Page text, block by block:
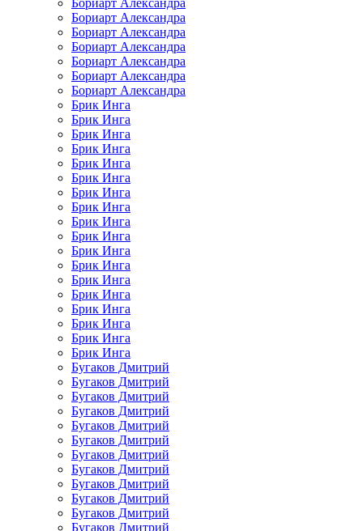
Бориарт Александра
Бориарт Александра
Бориарт Александра
Бориарт Александра
Бориарт Александра
Бориарт Александра
Бориарт Александра
Брик Инга
Брик Инга
Брик Инга
Брик Инга
Брик Инга
Брик Инга
Брик Инга
Брик Инга
Брик Инга
Брик Инга
Брик Инга
Брик Инга
Брик Инга
Брик Инга
Брик Инга
Брик Инга
Брик Инга
Брик Инга
Бугаков Дмитрий
Бугаков Дмитрий
Бугаков Дмитрий
Бугаков Дмитрий
Бугаков Дмитрий
Бугаков Дмитрий
Бугаков Дмитрий
Бугаков Дмитрий
Бугаков Дмитрий
Бугаков Дмитрий
Бугаков Дмитрий
Бугаков Дмитрий